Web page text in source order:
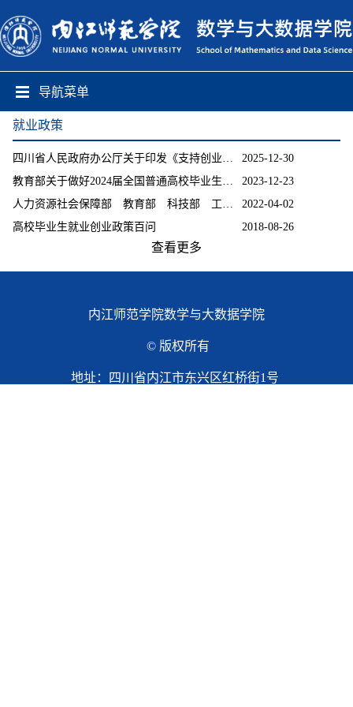
导航菜单
就业政策
四川省人民政府办公厅关于印发《支持创业带动就业的若干政策措施》的通知
2025-12-30
教育部关于做好2024届全国普通高校毕业生就业创业工作的通知
2023-12-23
人力资源社会保障部 教育部 科技部 工业和信息化部等十部门关于实施百万就业见...
2022-04-02
高校毕业生就业创业政策百问
2018-08-26
查看更多
内江师范学院数学与大数据学院
© 版权所有
地址：四川省内江市东兴区红桥街1号